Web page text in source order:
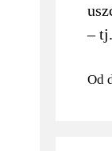
–
Od